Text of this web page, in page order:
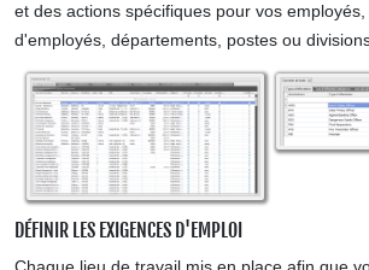
et des actions spécifiques pour vos
d'employés, départements, postes ou
DÉFINIR LES EXIGENCES D'EMPLOI